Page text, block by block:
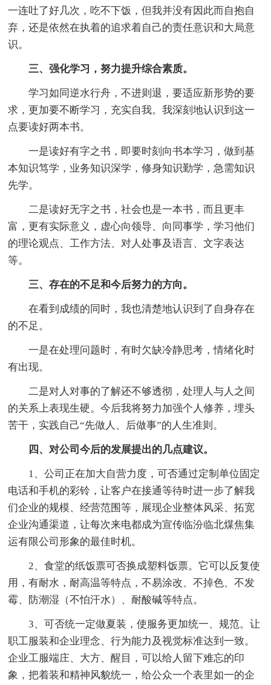
一连吐了好几次，吃不下饭，但我并没有因此而自抱自
弃，还是依然在执着的追求着自己的责任意识和大局意
识。
三、强化学习，努力提升综合素质。
学习如同逆水行舟，不进则退，要适应新形势的要
求，更加要不断学习，充实自我。我深刻地认识到这一
点要读好两本书。
一是读好有字之书，即要时刻向书本学习，做到基
本知识笃学，业务知识深学，修身知识勤学，急需知识
先学。
二是读好无字之书，社会也是一本书，而且更丰
富，更有实际意义，虚心向领导、向同事学，学习他们
的理论观点、工作方法、对人处事及语言、文字表达
等。
三、存在的不足和今后努力的方向。
在看到成绩的同时，我也清楚地认识到了自身存在
的不足。
一是在处理问题时，有时欠缺冷静思考，情绪化时
有出现。
二是对人对事的了解还不够透彻，处理人与人之间
的关系上表现生硬。今后我将努力加强个人修养，埋头
苦干，实践自己“先做人、后做事”的人生准则。
四、对公司今后的发展提出的几点建议。
1、公司正在加大自营力度，可否通过定制单位固定
电话和手机的彩铃，让客户在接通等待时进一步了解我
们企业的规模、经营范围等，展现企业整体风采、拓宽
企业沟通渠道，让每次来电都成为宣传临汾临北煤焦集
运有限公司形象的最佳时机。
2、食堂的纸饭票可否换成塑料饭票。它可以反复使
用，有耐水，耐高温等特点，不易涂改、不掉色、不发
霉、防潮湿（不怕汗水）、耐酸碱等特点。
3、可否统一定做夏装，使服务更加统一、规范。让
职工服装和企业理念、行为能力及视觉标准达到一致。
企业工服端庄、大方、醒目，可以给人留下难忘的印
象，把着装和精神风貌统一，给公众一个表里如一的企